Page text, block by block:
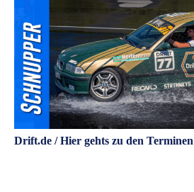
Drift.de / Hier gehts zu den Terminen